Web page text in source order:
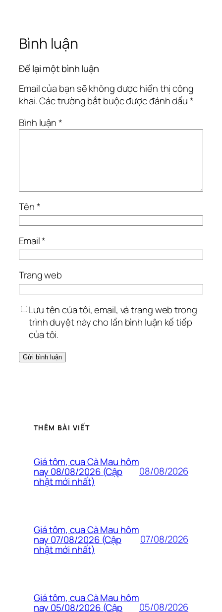
Bình luận
Để lại một bình luận
Email của bạn sẽ không được hiển thị công
khai.Các trường bắt buộc được đánh dấu*
Bình luận*
Tên*
Email*
Trang web
Lưu tên của tôi, email, và trang web trong
trình duyệt này cho lần bình luận kế tiếp
của tôi.
THÊM BÀI VIẾT
Giá tôm, cua Cà Mau hôm
nay 08/08/2026 (Cập
nhật mới nhất)
08/08/2026
Giá tôm, cua Cà Mau hôm
nay 07/08/2026 (Cập
nhật mới nhất)
07/08/2026
Giá tôm, cua Cà Mau hôm
nay 05/08/2026 (Cập 05/08/2026